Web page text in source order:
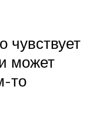
чувствует
может
то